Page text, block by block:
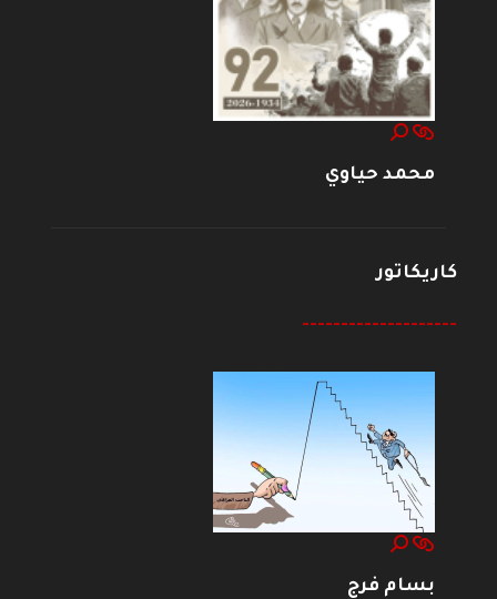
محمد حياوي
كاريكاتور
--------------------
بسام فرج